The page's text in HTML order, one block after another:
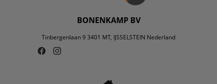
BONENKAMP BV
Tinbergenlaan 9 3401 MT, IJSSELSTEIN Nederland